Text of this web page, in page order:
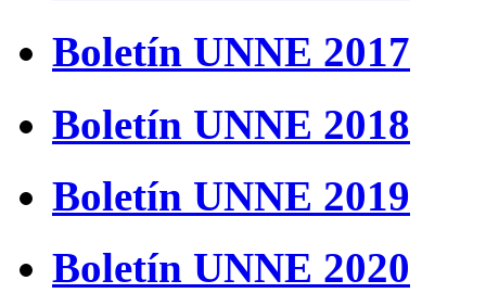
Boletín UNNE 2017
Boletín UNNE 2018
Boletín UNNE 2019
Boletín UNNE 2020